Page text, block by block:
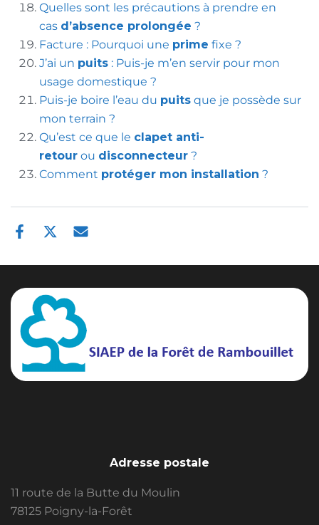
Quelles sont les précautions à prendre en
cas d’absence prolongée ?
Facture : Pourquoi une prime fixe ?
J’ai un puits : Puis-je m’en servir pour mon
usage domestique ?
Puis-je boire l’eau du puits que je possède sur
mon terrain ?
Qu’est ce que le clapet anti-
retour ou disconnecteur ?
Comment protéger mon installation ?
Adresse postale
11 route de la Butte du Moulin
78125 Poigny-la-Forêt